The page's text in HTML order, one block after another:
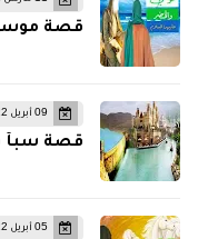
قصة موسي
09 أبريل 2022
قصة سبأ
05 أبريل 2022